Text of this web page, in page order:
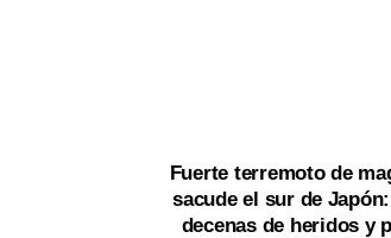
Fuerte terremoto de
sacude el sur de
decenas de heridos y